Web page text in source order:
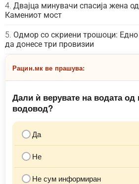
Двајца минувачи спасија жена
Камениот мост
Одмор со скриени трошоци:
да донесе три провизии
Рацин.мк ве прашува:
Дали ѝ верувате на водата од
водовод?
Да
Не
Не сум информиран